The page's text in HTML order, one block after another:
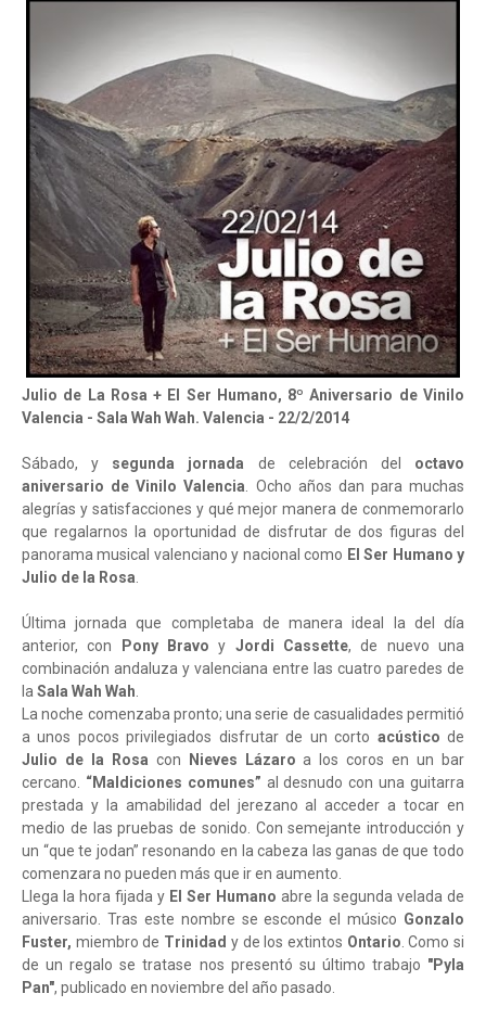
Julio de La Rosa + El Ser Humano, 8º Aniversario de Vinilo
Valencia - Sala Wah Wah. Valencia - 22/2/2014
Sábado, y segunda jornada de celebración del octavo
aniversario de Vinilo Valencia. Ocho años dan para muchas
alegrías y satisfacciones y qué mejor manera de conmemorarlo
que regalarnos la oportunidad de disfrutar de dos figuras del
panorama musical valenciano y nacional como El Ser Humano y
Julio de la Rosa.
Última jornada que completaba de manera ideal la del día
anterior, con
Pony Bravo y Jordi Cassette, de nuevo una
combinación andaluza y valenciana entre las cuatro paredes de
laSala Wah Wah.
La noche comenzaba pronto; una serie de casualidades permitió
a unos pocos privilegiados disfrutar de un corto acústico de
Julio de la Rosa con Nieves Lázaro a los coros en un bar
cercano. “Maldiciones comunes” al desnudo con una guitarra
prestada y la amabilidad del jerezano al acceder a tocar en
medio de las pruebas de sonido. Con semejante introducción y
un “que te jodan” resonando en la cabeza las ganas de que todo
comenzara no pueden más que ir en aumento.
Llega la hora fijada y El Ser Humano abre la segunda velada de
aniversario. Tras este nombre se esconde el músico Gonzalo
Fuster, miembro de Trinidad y de los extintos Ontario. Como si
de un regalo se tratase nos presentó su último trabajo "Pyla
Pan", publicado en noviembre del año pasado.